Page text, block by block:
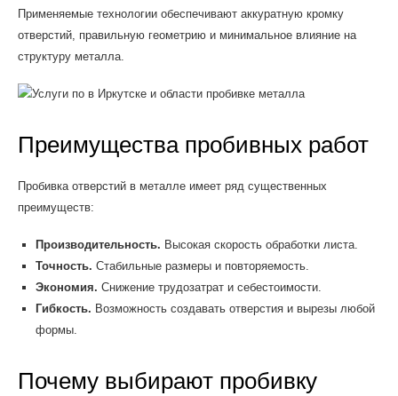
Применяемые технологии обеспечивают аккуратную кромку
отверстий, правильную геометрию и минимальное влияние на
структуру металла.
Преимущества пробивных работ
Пробивка отверстий в металле имеет ряд существенных
преимуществ:
Производительность. Высокая скорость обработки листа.
Точность. Стабильные размеры и повторяемость.
Экономия. Снижение трудозатрат и себестоимости.
Гибкость. Возможность создавать отверстия и вырезы любой
формы.
Почему выбирают пробивку